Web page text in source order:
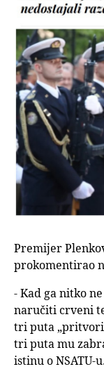
Premijer
prokomentirao
- Kad ga nitko
naručiti crveni
tri puta
tri puta mu
istinu o NSATU-